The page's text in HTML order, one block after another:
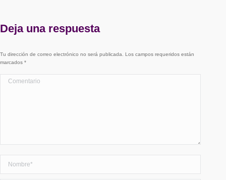
Deja una respuesta
Tu dirección de correo electrónico no será publicada. Los campos requeridos están
marcados *
Comentario